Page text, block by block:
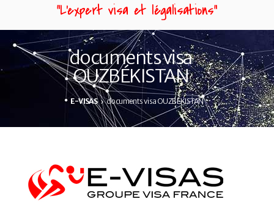
“L'expert visa et légalisations”
documents visa
OUZBÉKISTAN
E-VISAS documents visa OUZBÉKISTAN